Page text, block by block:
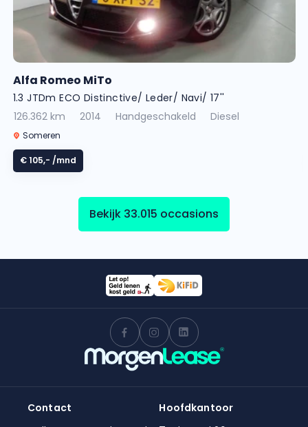
Alfa Romeo MiTo
1.3 JTDm ECO Distinctive/ Leder/ Navi/ 17''
126.362 km
2014 Handgeschakeld Diesel
Someren
€ 105,- /mnd
Bekijk 33.015 occasions
Contact Hoofdkantoor